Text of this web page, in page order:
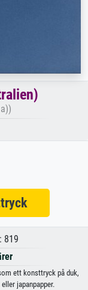
819
ett konsttryck på duk,
japanpapper.